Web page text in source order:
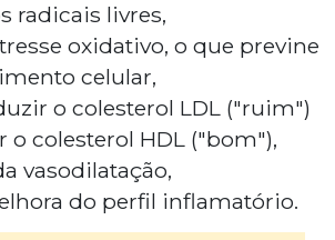
radicais livres,
oxidativo, o que previne
celular,
o colesterol LDL ("ruim")
o colesterol HDL ("bom"),
vasodilatação,
do perfil inflamatório.